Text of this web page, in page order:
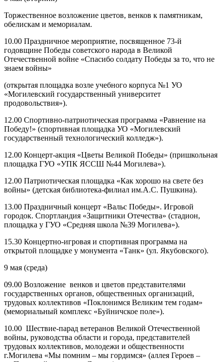
Торжественное возложение цветов, венков к памятникам,
обелискам и мемориалам.
10.00 Праздничное мероприятие, посвященное 73-й
годовщине Победы советского народа в Великой
Отечественной войне «Спасибо солдату Победы за то, что не
знаем войны»
(открытая площадка возле учебного корпуса №1 УО
«Могилевский государственный университет
продовольствия»).
12.00 Спортивно-патриотическая программа «Равнение на
Победу!» (спортивная площадка УО «Могилевский
государственный технологический колледж»).
12.00 Концерт-акция «Цветы Великой Победы» (пришкольная
площадка ГУО «УПК ЯССШ №44 Могилева»).
12.00 Патриотическая площадка «Как хорошо на свете без
войны» (детская библиотека-филиал им.А.С. Пушкина).
13.00 Праздничный концерт «Вальс Победы». Игровой
городок. Спортландия «Защитники Отечества» (стадион,
площадка у ГУО «Средняя школа №39 Могилева»).
15.30 Концертно-игровая и спортивная программа на
открытой площадке у монумента «Танк» (ул. Якубовского).
9 мая (среда)
09.00 Возложение венков и цветов представителями
государственных органов, общественных организаций,
трудовых коллективов «Поклонимся Великим тем годам»
(мемориальный комплекс «Буйничское поле»).
10.00 Шествие-парад ветеранов Великой Отечественной
войны, руководства области и города, представителей
трудовых коллективов, молодежи и общественности
г.Могилева «Мы помним – мы гордимся» (аллея Героев –